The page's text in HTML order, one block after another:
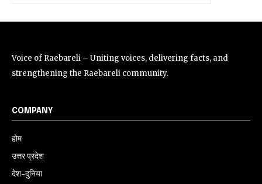
Voice of Raebareli – Uniting voices, delivering facts, and
strengthening the Raebareli community.
COMPANY
होम
उत्तर प्रदेश
देश-दुनिया